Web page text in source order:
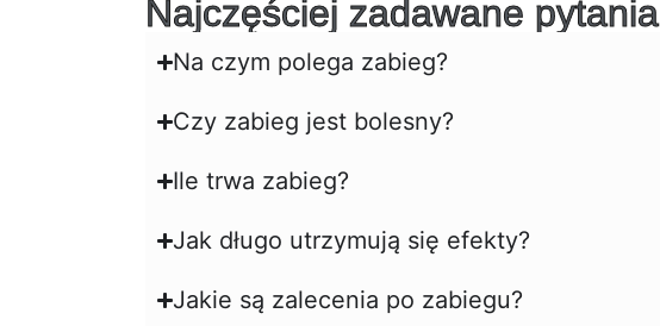
Najczęściej zadawane pytania
Na czym polega zabieg?
Czy zabieg jest bolesny?
Ile trwa zabieg?
Jak długo utrzymują się efekty?
Jakie są zalecenia po zabiegu?